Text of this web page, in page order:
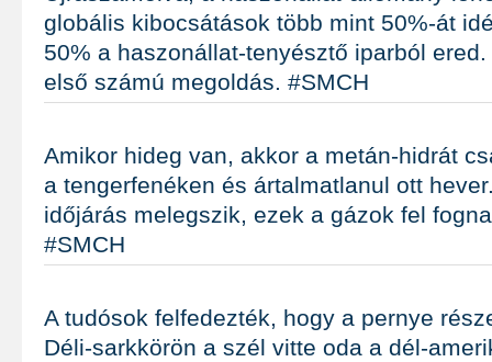
globális kibocsátások több mint 50%-át
50% a haszonállat-tenyésztő iparból
első számú megoldás. #SMCH
Amikor hideg van, akkor a metán-hidrát
a tengerfenéken és ártalmatlanul ott
időjárás melegszik, ezek a gázok fel
#SMCH
A tudósok felfedezték, hogy a pernye
Déli-sarkkörön a szél vitte oda a dél-